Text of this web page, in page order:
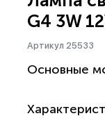
G4 3W
Артикул 25533
Основные